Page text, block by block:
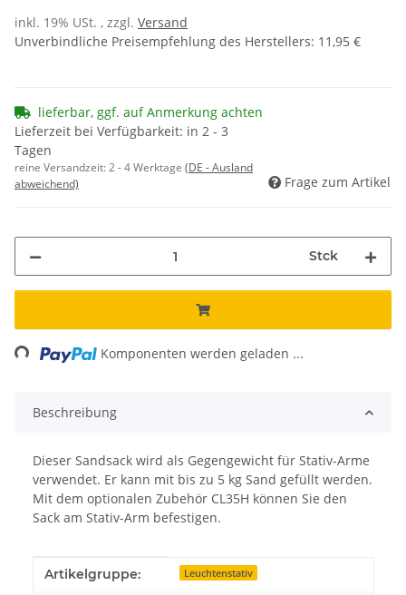
inkl. 19% USt. , zzgl. Versand
Unverbindliche Preisempfehlung des Herstellers: 11,95 €
lieferbar, ggf. auf Anmerkung achten
Lieferzeit bei Verfügbarkeit: in 2 - 3
Tagen
reine Versandzeit:2 - 4 Werktage (DE - Ausland
abweichend)
Frage zum Artikel
Stck
Komponenten werden geladen ...
Beschreibung
Dieser Sandsack wird als Gegengewicht für Stativ-Arme
verwendet. Er kann mit bis zu 5 kg Sand gefüllt werden.
Mit dem optionalen Zubehör CL35H können Sie den
Sack am Stativ-Arm befestigen.
Produkteigenschaft
Wert
Artikelgruppe: Leuchtenstativ